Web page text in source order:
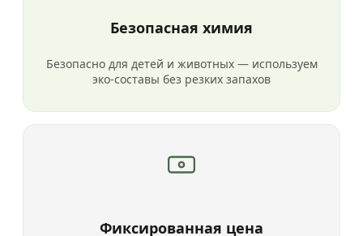
Безопасная химия
Безопасно для детей и животных — используем
эко-составы без резких запахов
Фиксированная цена